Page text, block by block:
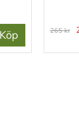
265 kr